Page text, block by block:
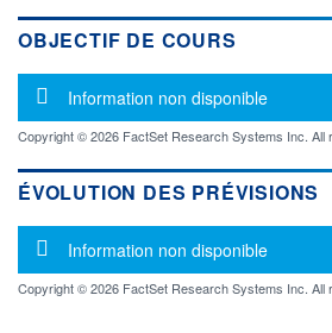
0,1093
10 100
VALORISATION
LIMITE À LA
BAISSE
0,0000
LIMITE
HAUSSE
0,0000
RENDEMENT
ESTIMÉ 2026
- -
OBJECTIF DE COURS
Message d'information
Information non disponible
Copyright © 2026 FactSet Research Systems Inc. All
ÉVOLUTION DES PRÉVISIONS
Message d'information
Information non disponible
Copyright © 2026 FactSet Research Systems Inc. All